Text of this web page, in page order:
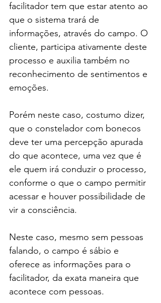
facilitador tem que estar atento ao
que o sistema trará de
informações, através do campo. O
cliente, participa ativamente deste
processo e auxilia também no
reconhecimento de sentimentos e
emoções.
Porém neste caso, costumo dizer,
que o constelador com bonecos
deve ter uma percepção apurada
do que acontece, uma vez que é
ele quem irá conduzir o processo,
conforme o que o campo permitir
acessar e houver possibilidade de
vir a consciência.
Neste caso, mesmo sem pessoas
falando, o campo é sábio e
oferece as informações para o
facilitador, da exata maneira que
acontece com pessoas.